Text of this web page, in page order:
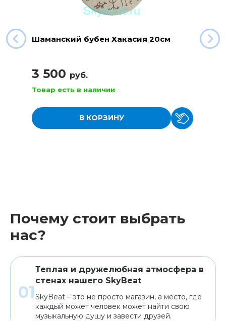
Шаманский бубен Хакасия 20см
3 500 руб.
Товар есть в наличии
В КОРЗИНУ
Почему стоит выбрать
нас?
Теплая и дружелюбная атмосфера в
стенах нашего SkyBeat
SkyBeat – это не просто магазин, а место, где
каждый может человек может найти свою
музыкальную душу и завести друзей.